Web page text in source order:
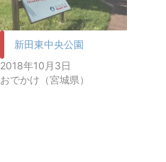
新田東中央公園
2018年10月3日
おでかけ（宮城県）